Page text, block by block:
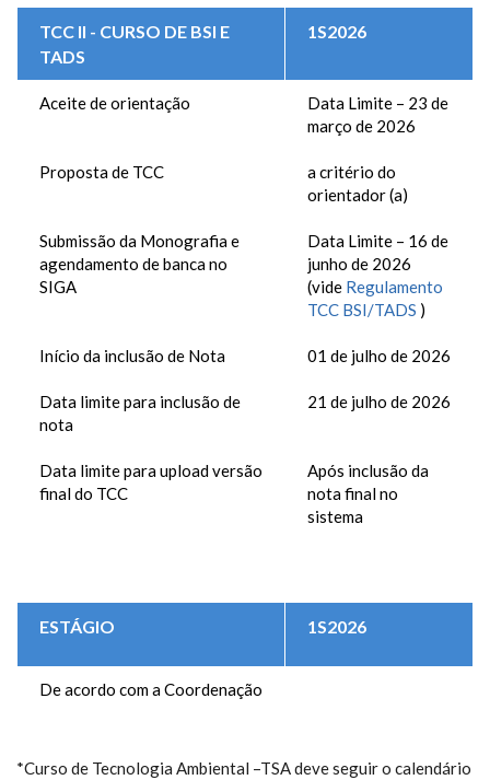
TCC II - CURSO DE BSI E
TADS
1S2026
Aceite de orientação
Data Limite – 23 de
março de 2026
Proposta de TCC
a critério do
orientador (a)
Submissão da Monografia e
agendamento de banca no
SIGA
Data Limite – 16 de
junho de 2026
(vide Regulamento
TCC BSI/TADS )
Início da inclusão de Nota 01 de julho de 2026
Data limite para inclusão de
nota
21 de julho de 2026
Data limite para upload versão
final do TCC
Após inclusão da
nota final no
sistema
ESTÁGIO 1S2026
De acordo com a Coordenação
*Curso de Tecnologia Ambiental –TSA deve seguir o calendário